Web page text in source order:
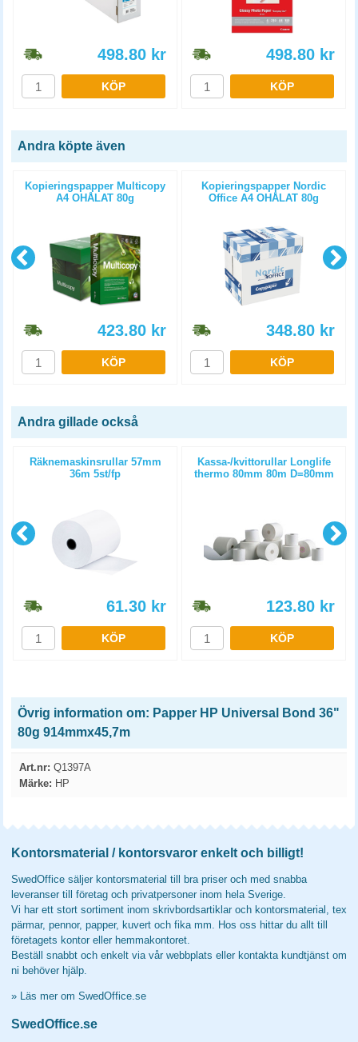
498.80 kr
KÖP
498.80 kr
KÖP
Andra köpte även
Kopieringspapper Multicopy
A4 OHÅLAT 80g
423.80 kr
KÖP
Kopieringspapper Nordic
Office A4 OHÅLAT 80g
348.80 kr
KÖP
Andra gillade också
Räknemaskinsrullar 57mm
36m 5st/fp
61.30 kr
KÖP
Kassa-/kvittorullar Longlife
thermo 80mm 80m D=80mm
123.80 kr
KÖP
Övrig information om: Papper HP Universal Bond 36"
80g 914mmx45,7m
Art.nr: Q1397A
Märke: HP
Kontorsmaterial / kontorsvaror enkelt och billigt!
SwedOffice säljer kontorsmaterial till bra priser och med snabba
leveranser till företag och privatpersoner inom hela Sverige.
Vi har ett stort sortiment inom skrivbordsartiklar och kontorsmaterial, tex
pärmar, pennor, papper, kuvert och fika mm. Hos oss hittar du allt till
företagets kontor eller hemmakontoret.
Beställ snabbt och enkelt via vår webbplats eller kontakta kundtjänst om
ni behöver hjälp.
» Läs mer om SwedOffice.se
SwedOffice.se